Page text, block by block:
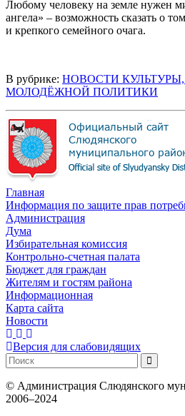
Любому человеку на земле нужен
ангела» – возможность сказать о
и крепкого семейного очага.
В рубрике: НОВОСТИ
МОЛОДЁЖНОЙ ПОЛИТИКИ
Главная
Информация по защите прав
Администрация
Дума
Избирательная комиссия
Контрольно-счетная палата
Бюджет для граждан
Жителям и гостям района
Информационная
Карта сайта
Новости
Версия для слабовидящих
© Администрация Слюдянского
2006–2024